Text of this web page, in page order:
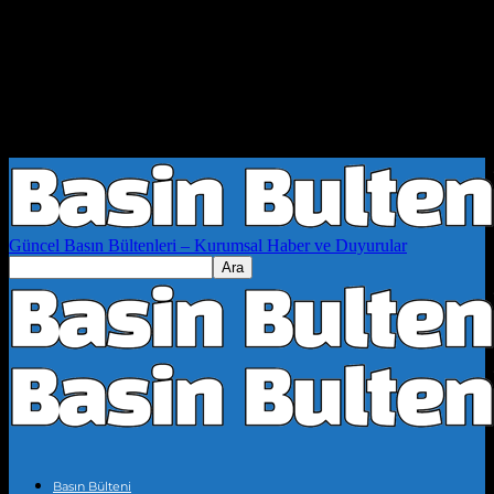
Güncel Basın Bültenleri – Kurumsal Haber ve Duyurular
Basın Bülteni